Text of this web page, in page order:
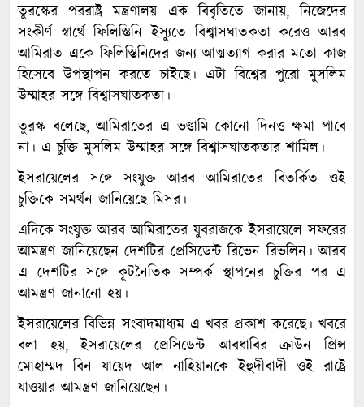
তুরস্কের পররাষ্ট্র মন্ত্রণালয় এক বিবৃতিতে জানায়, নিজেদের
সংকীর্ণ স্বার্থে ফিলিস্তিনি ইস্যুতে বিশ্বাসঘাতকতা করেও আরব
আমিরাত একে ফিলিস্তিনিদের জন্য আত্মত্যাগ করার মতো কাজ
হিসেবে উপস্থাপন করতে চাইছে। এটা বিশ্বের পুরো মুসলিম
উম্মাহর সঙ্গে বিশ্বাসঘাতকতা।
তুরস্ক বলেছে, আমিরাতের এ ভণ্ডামি কোনো দিনও ক্ষমা পাবে
না। এ চুক্তি মুসলিম উম্মাহর সঙ্গে বিশ্বাসঘাতকতার শামিল।
ইসরায়েলের সঙ্গে সংযুক্ত আরব আমিরাতের বিতর্কিত ওই
চুক্তিকে সমর্থন জানিয়েছে মিসর।
এদিকে সংযুক্ত আরব আমিরাতের যুবরাজকে ইসরায়েলে সফরের
আমন্ত্রণ জানিয়েছেন দেশটির প্রেসিডেন্ট রিভেন রিভলিন। আরব
এ দেশটির সঙ্গে কূটনৈতিক সম্পর্ক স্থাপনের চুক্তির পর এ
আমন্ত্রণ জানানো হয়।
ইসরায়েলের বিভিন্ন সংবাদমাধ্যম এ খবর প্রকাশ করেছে। খবরে
বলা হয়, ইসরায়েলের প্রেসিডেন্ট আবধাবির ক্রাউন প্রিন্স
মোহাম্মদ বিন যায়েদ আল নাহিয়ানকে ইহুদীবাদী ওই রাষ্ট্রে
যাওয়ার আমন্ত্রণ জানিয়েছেন।